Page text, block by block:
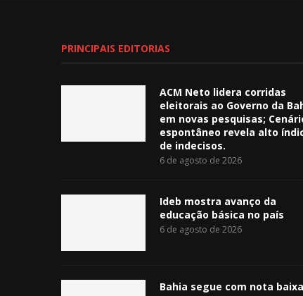
PRINCIPAIS EDITORIAS
ACM Neto lidera corridas
eleitorais ao Governo da
em novas pesquisas;
espontâneo revela alto
de indecisos.
6 de agosto de 2026
Ideb mostra avanço da
educação básica no país
6 de agosto de 2026
Bahia segue com nota baixa